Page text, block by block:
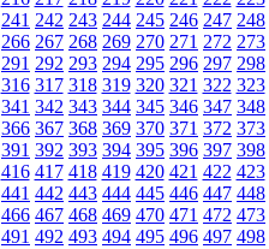
241 242 243 244 245 246 247 248
266 267 268 269 270 271 272 273
291 292 293 294 295 296 297 298
316 317 318 319 320 321 322 323
341 342 343 344 345 346 347 348
366 367 368 369 370 371 372 373
391 392 393 394 395 396 397 398
416 417 418 419 420 421 422 423
441 442 443 444 445 446 447 448
466 467 468 469 470 471 472 473
491 492 493 494 495 496 497 498